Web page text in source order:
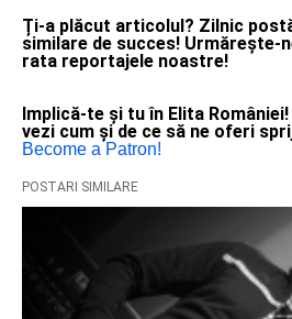
Ți-a plăcut articolul? Zilnic
similare de succes! Urmărește-
rata reportajele noastre!
Implică-te și tu în Elita
vezi cum și de ce să ne oferi
Become a Patron!
POSTARI SIMILARE